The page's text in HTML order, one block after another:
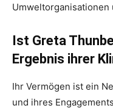
Umweltorganisationen
Ist Greta
Ergebnis ihrer
Ihr Vermögen ist ein
und ihres